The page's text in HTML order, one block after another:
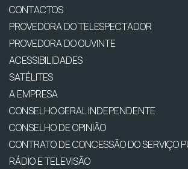
CONTACTOS
PROVEDORA DO TELESPECTADOR
PROVEDORA DO OUVINTE
ACESSIBILIDADES
SATÉLITES
A EMPRESA
CONSELHO GERAL INDEPENDENTE
CONSELHO DE OPINIÃO
CONTRATO DE CONCESSÃO DO SERVIÇO
RÁDIO E TELEVISÃO